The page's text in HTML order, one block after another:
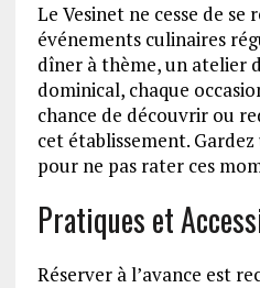
Le Vesinet ne cesse de se
événements culinaires
dîner à thème, un atelier
dominical, chaque
chance de découvrir ou
cet établissement.
pour ne pas rater ces
Pratiques et
Réserver à l’avance est